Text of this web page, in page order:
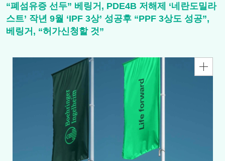
“폐섬유증 선두” 베링거, PDE4B 저해제 ‘네란도밀라
스트’ 작년 9월 ‘IPF 3상’ 성공후 “PPF 3상도 성공”,
베링거, “허가신청할 것”